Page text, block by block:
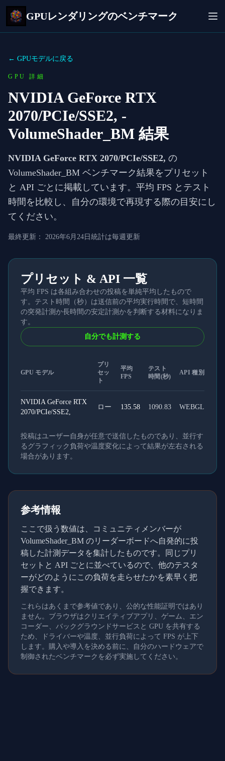
GPUレンダリングのベンチマーク
← GPUモデルに戻る
GPU 詳細
NVIDIA GeForce RTX
2070/PCIe/SSE2, -
VolumeShader_BM 結果
NVIDIA GeForce RTX 2070/PCIe/SSE2, の
VolumeShader_BM ベンチマーク結果をプリセット
と API ごとに掲載しています。平均 FPS とテスト
時間を比較し、自分の環境で再現する際の目安にし
てください。
最終更新： 2026年6月24日 統計は毎週更新
プリセット & API 一覧
平均 FPS は各組み合わせの投稿を単純平均したもので
す。テスト時間（秒）は送信前の平均実行時間で、短時間
の突発計測か長時間の安定計測かを判断する材料になりま
す。
自分でも計測する
GPU モデル
プリ
セッ
ト
平均
FPS
テスト
時間(秒)
API 種別
NVIDIA GeForce RTX
2070/PCIe/SSE2,
ロー 135.58 1090.83 WEBGL
投稿はユーザー自身が任意で送信したものであり、並行す
るグラフィック負荷や温度変化によって結果が左右される
場合があります。
参考情報
ここで扱う数値は、コミュニティメンバーが
VolumeShader_BM のリーダーボードへ自発的に投
稿した計測データを集計したものです。同じプリ
セットと API ごとに並べているので、他のテスタ
ーがどのようにこの負荷を走らせたかを素早く把
握できます。
これらはあくまで参考値であり、公的な性能証明ではあり
ません。ブラウザはクリエイティブアプリ、ゲーム、エン
コーダー、バックグラウンドサービスと GPU を共有する
ため、ドライバーや温度、並行負荷によって FPS が上下
します。購入や導入を決める前に、自分のハードウェアで
制御されたベンチマークを必ず実施してください。